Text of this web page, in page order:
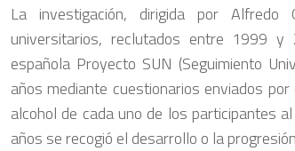
La investigación, dirigida por
universitarios, reclutados entre 1999
española Proyecto SUN (Seguimiento
años mediante cuestionarios enviados
alcohol de cada uno de los participantes
años se recogió el desarrollo o la